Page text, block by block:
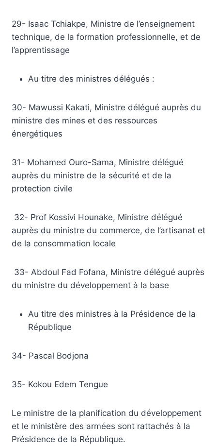
29- Isaac Tchiakpe, Ministre de l’enseignement
technique, de la formation professionnelle, et de
l’apprentissage
Au titre des ministres délégués :
30- Mawussi Kakati, Ministre délégué auprès du
ministre des mines et des ressources
énergétiques
31- Mohamed Ouro-Sama, Ministre délégué
auprès du ministre de la sécurité et de la
protection civile
32- Prof Kossivi Hounake, Ministre délégué
auprès du ministre du commerce, de l’artisanat et
de la consommation locale
33- Abdoul Fad Fofana, Ministre délégué auprès
du ministre du développement à la base
Au titre des ministres à la Présidence de la
République
34- Pascal Bodjona
35- Kokou Edem Tengue
Le ministre de la planification du développement
et le ministère des armées sont rattachés à la
Présidence de la République.